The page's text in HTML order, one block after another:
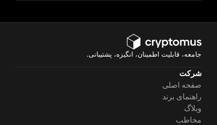
جامعه، قابلیت اطمینان، انگیزه، پشتیبانی.
شرکت
صفحه اصلی
راهنمای برند
وبلاگ
مخاطب